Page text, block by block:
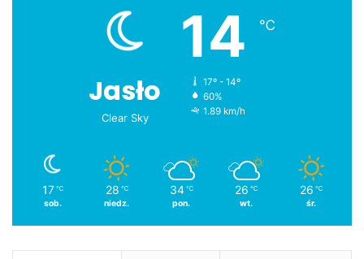
Jasło
Clear Sky
14 ℃
17º - 14º
60%
1.89 km/h
17 ℃
sob.
28 ℃
niedz.
34 ℃
pon.
26 ℃
wt.
26 ℃
śr.